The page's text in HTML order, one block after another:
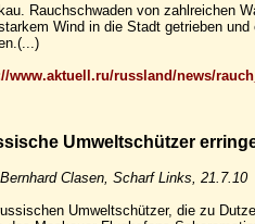
Rauchschwaden von zahlreichen
Wind in die Stadt getrieben
www.aktuell.ru/russland/news/
Umweltschützer
Clasen, Scharf Links, 21.7.10
Umweltschützer, die zu